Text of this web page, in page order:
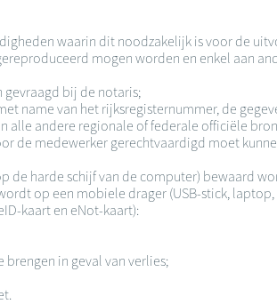
waarin dit noodzakelijk is voor de
mogen worden en enkel aan
bij de notaris;
name van het rijksregisternummer, de
andere regionale of federale officiële
de medewerker gerechtvaardigd moet
de harde schijf van de computer) bewaard
op een mobiele drager (USB-stick,
kaart en eNot-kaart):
in geval van verlies;